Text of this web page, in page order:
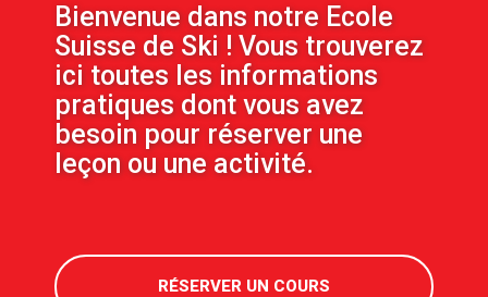
Bienvenue dans notre Ecole
Suisse de Ski ! Vous trouverez
ici toutes les informations
pratiques dont vous avez
besoin pour réserver une
leçon ou une activité.
RÉSERVER UN COURS